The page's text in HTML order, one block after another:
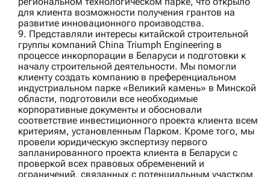
для клиента возможности получения грантов на
развитие инновационного производства.
9. Представляли интересы китайской строительной
группы компаний China Triumph Engineering в
процессе инкорпорации в Беларуси и подготовки к
началу строительной деятельности. Мы помогли
клиенту создать компанию в преференциальном
индустриальном парке «Великий камень» в Минской
области, подготовили все необходимые
корпоративные документы и обосновали
соответствие инвестиционного проекта клиента всем
критериям, установленным Парком. Кроме того, мы
провели юридическую экспертизу первого
запланированного проекта клиента в Беларуси с
проверкой всех правовых обременений и
ограничений, связанных с потенциальным участком